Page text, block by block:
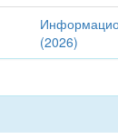
(2026)